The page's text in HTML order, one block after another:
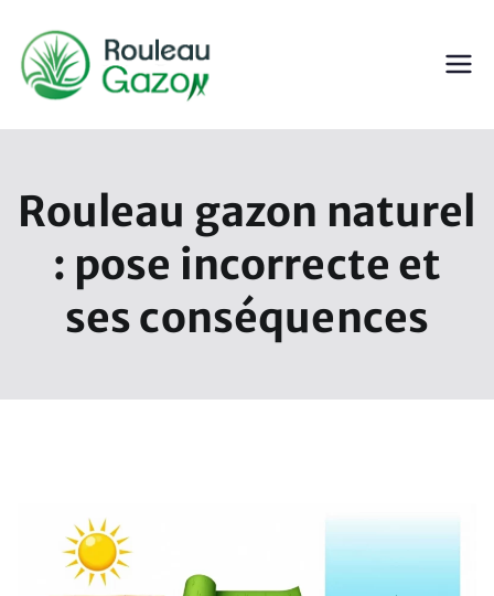
contenu
Rouleau gazon naturel
: pose incorrecte et
ses conséquences